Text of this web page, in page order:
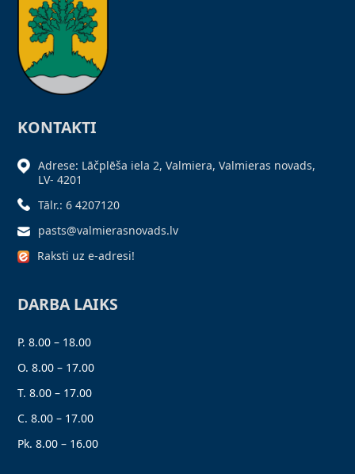
KONTAKTI
Adrese: Lāčplēša iela 2, Valmiera, Valmieras novads,
LV- 4201
Tālr.: 6 4207120
pasts@valmierasnovads.lv
Raksti uz e-adresi!
DARBA LAIKS
P. 8.00 – 18.00
O. 8.00 – 17.00
T. 8.00 – 17.00
C. 8.00 – 17.00
Pk. 8.00 – 16.00